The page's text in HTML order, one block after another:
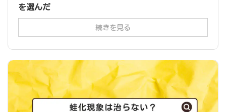
を選んだ
続きを見る